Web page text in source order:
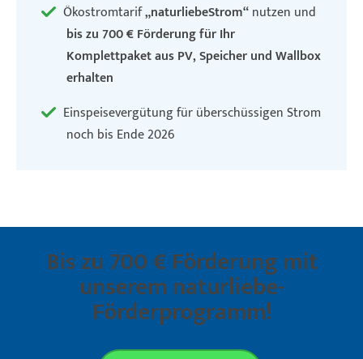
Ökostromtarif„naturliebeStrom“nutzen und
bis zu 700 € Förderung für Ihr
Komplettpaket aus PV, Speicher und Wallbox
erhalten
Einspeisevergütung für überschüssigen Strom
noch bis Ende 2026
Bis zu 700 € Förderung mit
unserem naturliebe-
Förderprogramm!